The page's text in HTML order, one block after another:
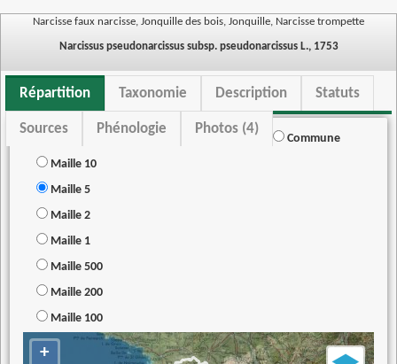
Narcisse faux narcisse, Jonquille des bois, Jonquille, Narcisse trompette
Narcissus pseudonarcissus subsp. pseudonarcissus L., 1753
Répartition Taxonomie Description Statuts
Sources Phénologie Photos (4)
Commune
Maille 10
Maille 5
Maille 2
Maille 1
Maille 500
Maille 200
Maille 100
+